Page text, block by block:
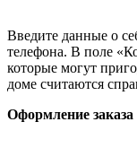
Введите данные о
телефона. В поле
которые могут
доме считаются
Оформление заказа